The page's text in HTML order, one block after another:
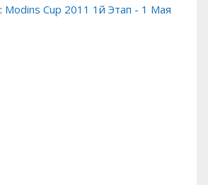
Modins Cup 2011 1й Этап - 1 Мая